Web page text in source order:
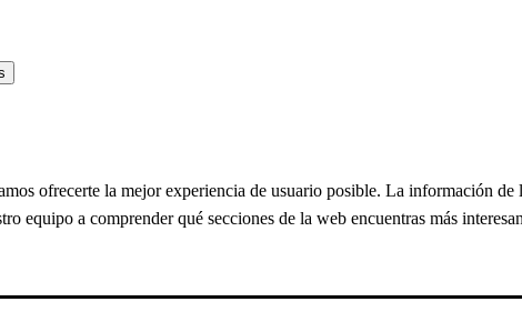
ofrecerte la mejor experiencia de usuario posible. La información
equipo a comprender qué secciones de la web encuentras más